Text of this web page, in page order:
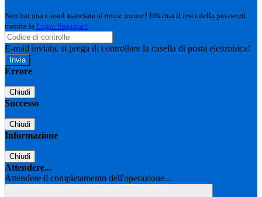
Non hai una e-mail associata al nome utente? Effettua il reset della password
tramite la Login Spaggiari
E-mail inviata, si prega di controllare la casella di posta elettronica!
Errore
Chiudi
Successo
Chiudi
Informazione
Chiudi
Attendere...
Attendere il completamento dell'operazione...